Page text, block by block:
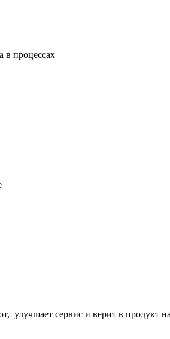
в процессах
улучшает сервис и верит в продукт